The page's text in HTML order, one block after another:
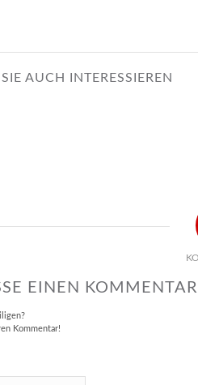
AUCH INTERESSIEREN
EINEN KOMMENTAR
Kommentar!